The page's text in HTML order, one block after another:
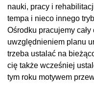
nauki, pracy i
tempa i nieco innego
Ośrodku pracujemy
uwzględnieniem planu
trzeba ustalać na
cię także wcześniej
tym roku motywem